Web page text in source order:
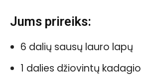
Jums prireiks:
6 dalių sausų lauro lapų
1 dalies džiovintų